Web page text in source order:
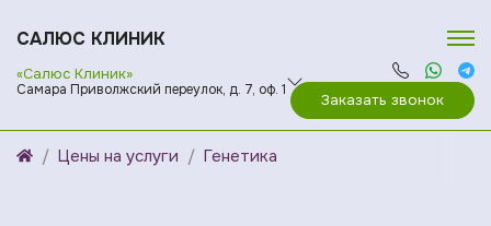
САЛЮС КЛИНИК
«Салюс Клиник»
Самара Приволжский переулок, д. 7, оф. 1
Заказать звонок
Цены на услуги Генетика